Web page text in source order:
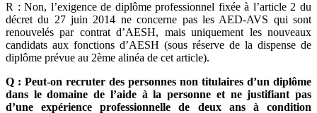
R : Non, l’exigence de diplôme professionnel fixée à l’article 2 du
décret du 27 juin 2014 ne concerne pas les AED-AVS qui sont
renouvelés par contrat d’AESH, mais uniquement les nouveaux
candidats aux fonctions d’AESH (sous réserve de la dispense de
diplôme prévue au 2ème alinéa de cet article).
Q : Peut-on recruter des personnes non titulaires d’un diplôme
dans le domaine de l’aide à la personne et ne justifiant pas
d’une expérience professionnelle de deux ans à condition